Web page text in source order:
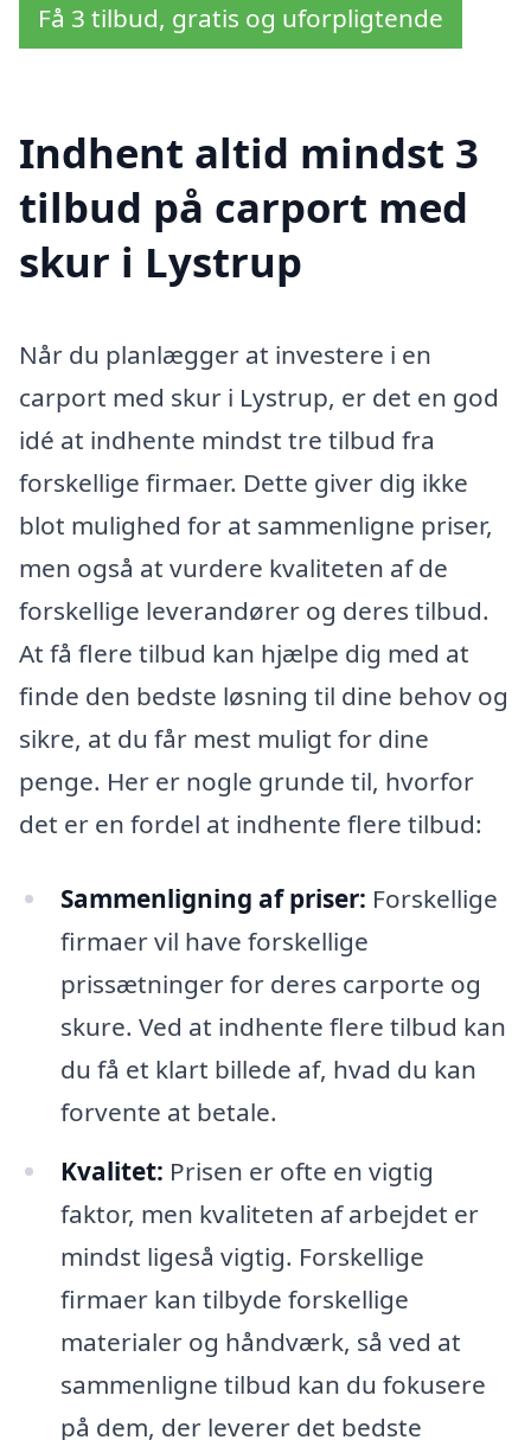
Få 3 tilbud, gratis og uforpligtende
Indhent altid mindst 3
tilbud på carport med
skur i Lystrup
Når du planlægger at investere i en
carport med skur i Lystrup, er det en god
idé at indhente mindst tre tilbud fra
forskellige firmaer. Dette giver dig ikke
blot mulighed for at sammenligne priser,
men også at vurdere kvaliteten af de
forskellige leverandører og deres tilbud.
At få flere tilbud kan hjælpe dig med at
finde den bedste løsning til dine behov og
sikre, at du får mest muligt for dine
penge. Her er nogle grunde til, hvorfor
det er en fordel at indhente flere tilbud:
Sammenligning af priser: Forskellige
firmaer vil have forskellige
prissætninger for deres carporte og
skure. Ved at indhente flere tilbud kan
du få et klart billede af, hvad du kan
forvente at betale.
Kvalitet: Prisen er ofte en vigtig
faktor, men kvaliteten af arbejdet er
mindst ligeså vigtig. Forskellige
firmaer kan tilbyde forskellige
materialer og håndværk, så ved at
sammenligne tilbud kan du fokusere
på dem, der leverer det bedste